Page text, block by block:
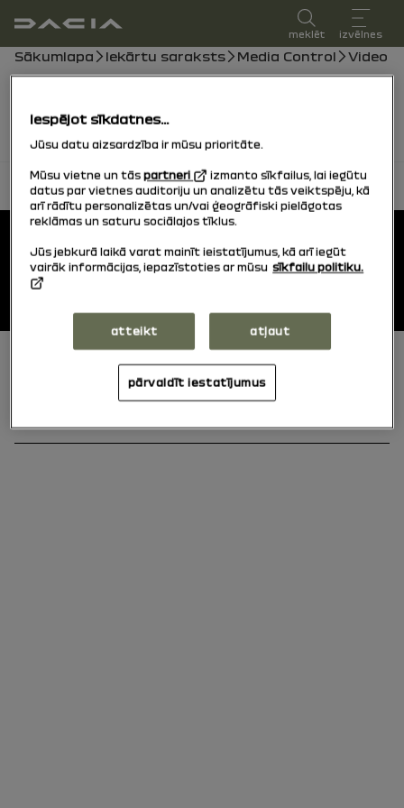
lietotāja rokasgrāmata
meklēt izvēlnes
navigācijas ceļš
Sākumlapa Iekārtu saraksts Media Control Video
atpakaļ uz sākumu
Pēdējā daļa
Lietotāja rokasgrāmatas
Dacia.lv
Pēdējā daļa (apakšdaļa)
General conditions of use
Iespējot sīkdatnes...
Jūsu datu aizsardzība ir mūsu prioritāte.
Mūsu vietne un tāspartneri
izmanto sīkfailus, lai iegūtu
datus par vietnes auditoriju un analizētu tās veiktspēju, kā
arī rādītu personalizētas un/vai ģeogrāfiski pielāgotas
reklāmas un saturu sociālajos tīklus.
Jūs jebkurā laikā varat mainīt ieistatījumus, kā arī iegūt
vairāk informācijas, iepazīstoties ar mūsu sīkfailu politiku.
atteikt atļaut
pārvaldīt iestatījumus